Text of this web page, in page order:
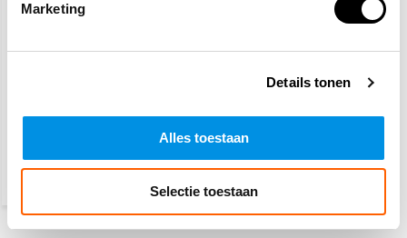
Marketing
Details tonen
Alles toestaan
Selectie toestaan
Defibtech Lifeline View